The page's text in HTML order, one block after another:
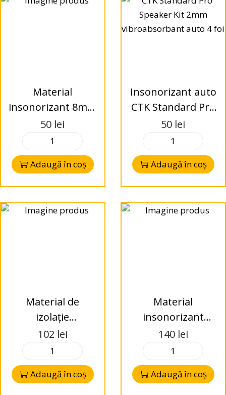
Material
insonorizant 8mm
0.5mp
50 lei
Adaugă în coș
Insonorizant auto
CTK Standard Pro
Speaker Kit – set 4
foi pentru
difuzoare
50 lei
Adaugă în coș
Material de
izolație
multicomponentă
de înaltă calitate
cu 4 straturi
MULTYLAIER 7500
102 lei
Adaugă în coș
Material
insonorizant
15mm 0.5mp
140 lei
Adaugă în coș